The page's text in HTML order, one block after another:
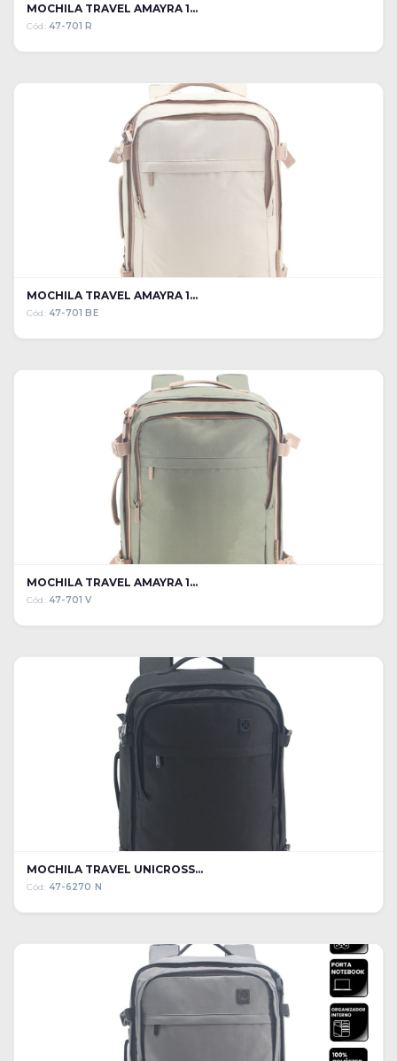
MOCHILA TRAVEL AMAYRA 1...
Cód: 47-701 R
MOCHILA TRAVEL AMAYRA 1...
Cód: 47-701 BE
MOCHILA TRAVEL AMAYRA 1...
Cód: 47-701 V
MOCHILA TRAVEL UNICROSS...
Cód: 47-6270 N